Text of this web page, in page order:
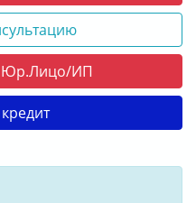
Юр.Лицо/ИП